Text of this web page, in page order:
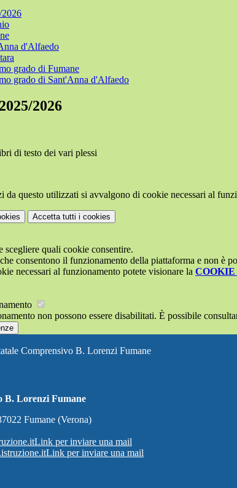
d'Alfaedo
grado di Fumane
grado di Sant'Anna d'Alfaedo
2026
di testo dei vari plessi
da questo utilizzati si avvalgono di cookie necessari al
Accetta tutti i cookies
scegliere quali cookie consentire.
consentono il funzionamento della piattaforma e non è
necessari al funzionamento potete visionare la
non possono essere disabilitati. È possibile
Comprensivo B. Lorenzi Fumane
B. Lorenzi Fumane
Fumane (Verona)
Link per inviare una mail
Link per inviare una mail